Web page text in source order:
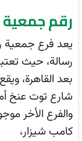
رقم جمعية
يعد فرع جمعية
رسالة، حيث
شارع توت عنخ
كامب شيزار،